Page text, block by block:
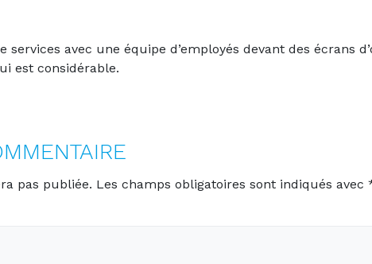
avec une équipe d’employés devant des écrans
est considérable.
pas publiée. Les champs obligatoires sont indiqués avec